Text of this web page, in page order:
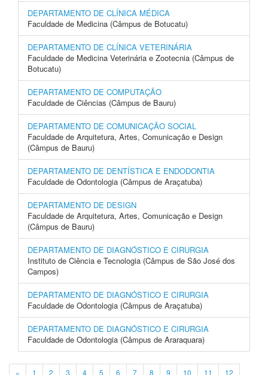
DEPARTAMENTO DE CLÍNICA MÉDICA
Faculdade de Medicina (Câmpus de Botucatu)
DEPARTAMENTO DE CLÍNICA VETERINÁRIA
Faculdade de Medicina Veterinária e Zootecnia (Câmpus de
Botucatu)
DEPARTAMENTO DE COMPUTAÇÃO
Faculdade de Ciências (Câmpus de Bauru)
DEPARTAMENTO DE COMUNICAÇÃO SOCIAL
Faculdade de Arquitetura, Artes, Comunicação e Design
(Câmpus de Bauru)
DEPARTAMENTO DE DENTÍSTICA E ENDODONTIA
Faculdade de Odontologia (Câmpus de Araçatuba)
DEPARTAMENTO DE DESIGN
Faculdade de Arquitetura, Artes, Comunicação e Design
(Câmpus de Bauru)
DEPARTAMENTO DE DIAGNÓSTICO E CIRURGIA
Instituto de Ciência e Tecnologia (Câmpus de São José dos
Campos)
DEPARTAMENTO DE DIAGNÓSTICO E CIRURGIA
Faculdade de Odontologia (Câmpus de Araçatuba)
DEPARTAMENTO DE DIAGNÓSTICO E CIRURGIA
Faculdade de Odontologia (Câmpus de Araraquara)
« 1 2 3 4 5 6 7 8 9 10 11 12